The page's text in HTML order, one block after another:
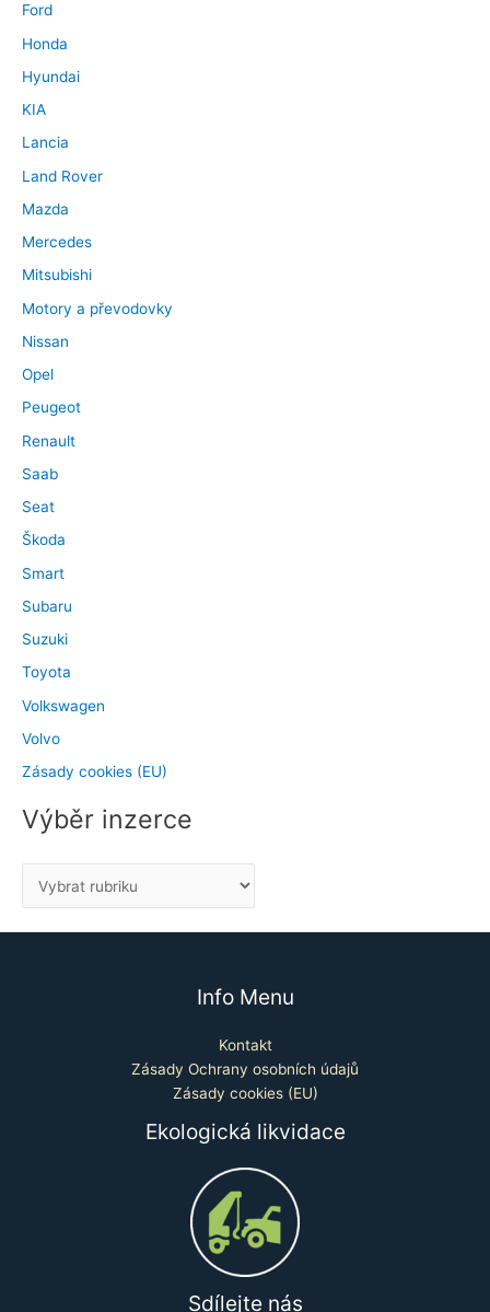
Ford
Honda
Hyundai
KIA
Lancia
Land Rover
Mazda
Mercedes
Mitsubishi
Motory a převodovky
Nissan
Opel
Peugeot
Renault
Saab
Seat
Škoda
Smart
Subaru
Suzuki
Toyota
Volkswagen
Volvo
Zásady cookies (EU)
Výběr inzerce
Info Menu
Kontakt
Zásady Ochrany osobních údajů
Zásady cookies (EU)
Ekologická likvidace
Sdílejte nás